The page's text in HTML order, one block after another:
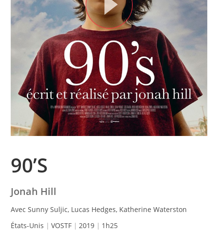
90’S
Jonah Hill
Avec Sunny Suljic, Lucas Hedges, Katherine Waterston
États-Unis
VOSTF 2019
1h25